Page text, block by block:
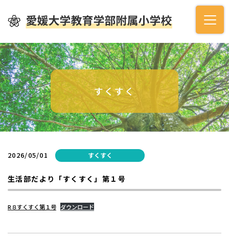
すくすく
2026/05/01 すくすく
生活部だより「すくすく」第１号
R８すくすく第１号 ダウンロード